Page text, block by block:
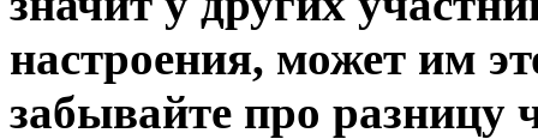
настроения, может им
забывайте про разницу